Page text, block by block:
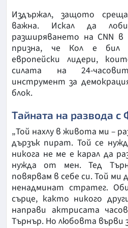
Издържал, защото
важна. Искал да
разширяването на CNN в
призна, че Кол е бил
европейски лидери,
силата на 24-
инструмент за
блок.
Тайната на развода с
„Той нахлу в живота ми –
дързък пират. Той се
никога не ме е карал да
нужда от мен. Тед
повярвам в себе си. Той ми
ненадминат стратег.
сърце, както никого
направи актрисата
Търнър. Но любовта върви